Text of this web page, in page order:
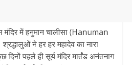
में हनुमान चालीसा (Hanuman
ने हर हर महादेव का नारा
पहले ही सूर्य मंदिर मार्तंड अनंतनाग